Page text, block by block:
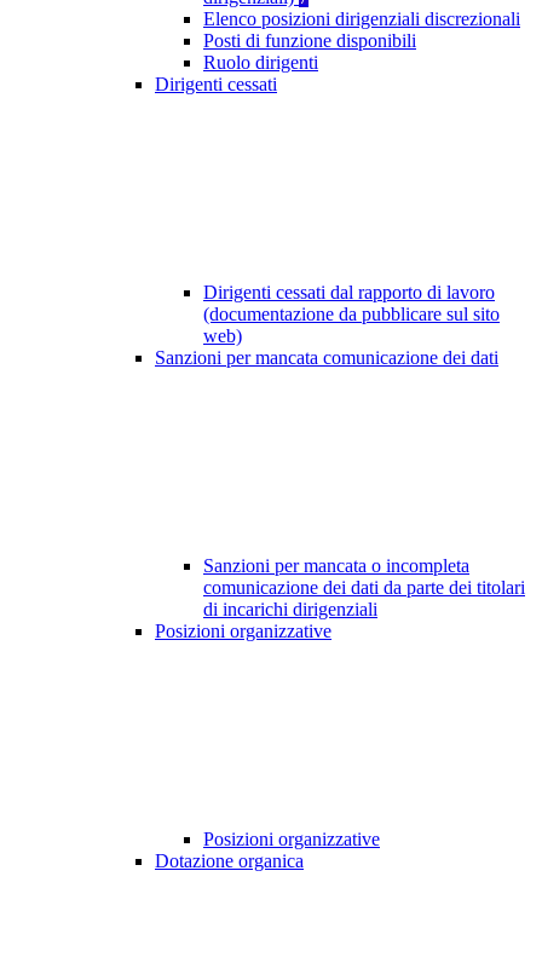
Elenco posizioni dirigenziali discrezionali
Posti di funzione disponibili
Ruolo dirigenti
Dirigenti cessati
Dirigenti cessati dal rapporto di lavoro
(documentazione da pubblicare sul sito
web)
Sanzioni per mancata comunicazione dei dati
Sanzioni per mancata o incompleta
comunicazione dei dati da parte dei titolari
di incarichi dirigenziali
Posizioni organizzative
Posizioni organizzative
Dotazione organica